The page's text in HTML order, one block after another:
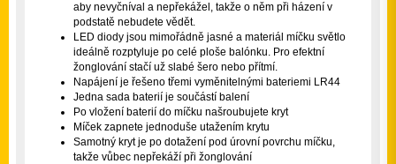
aby nevyčníval a nepřekážel, takže o něm při házení v
podstatě nebudete vědět.
LED diody jsou mimořádně jasné a materiál míčku světlo
ideálně rozptyluje po celé ploše balónku. Pro efektní
žonglování stačí už slabé šero nebo přítmí.
Napájení je řešeno třemi vyměnitelnými bateriemi LR44
Jedna sada baterií je součástí balení
Po vložení baterií do míčku našroubujete kryt
Míček zapnete jednoduše utažením krytu
Samotný kryt je po dotažení pod úrovní povrchu míčku,
takže vůbec nepřekáží při žonglování